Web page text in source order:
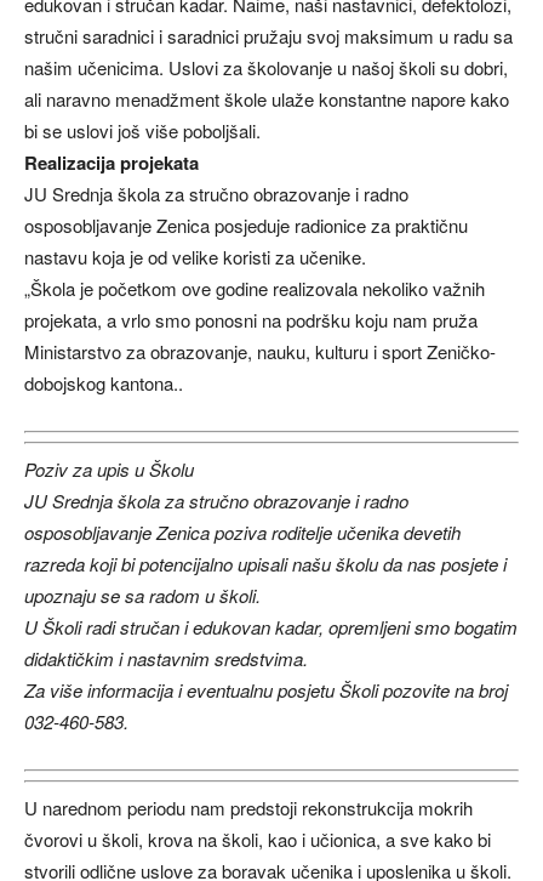
stručni saradnici i saradnici pružaju svoj maksimum u radu sa
našim učenicima. Uslovi za školovanje u našoj školi su dobri,
ali naravno menadžment škole ulaže konstantne napore kako
bi se uslovi još više poboljšali.
Realizacija projekata
JU Srednja škola za stručno obrazovanje i radno
osposobljavanje Zenica posjeduje radionice za praktičnu
nastavu koja je od velike koristi za učenike.
„Škola je početkom ove godine realizovala nekoliko važnih
projekata, a vrlo smo ponosni na podršku koju nam pruža
Ministarstvo za obrazovanje, nauku, kulturu i sport Zeničko-
dobojskog kantona..
Poziv za upis u Školu
JU Srednja škola za stručno obrazovanje i radno
osposobljavanje Zenica poziva roditelje učenika devetih
razreda koji bi potencijalno upisali našu školu da nas posjete i
upoznaju se sa radom u školi.
U Školi radi stručan i edukovan kadar, opremljeni smo bogatim
didaktičkim i nastavnim sredstvima.
Za više informacija i eventualnu posjetu Školi pozovite na broj
032-460-583.
U narednom periodu nam predstoji rekonstrukcija mokrih
čvorovi u školi, krova na školi, kao i učionica, a sve kako bi
stvorili odlične uslove za boravak učenika i uposlenika u školi.